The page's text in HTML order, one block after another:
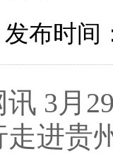
发布时间
月29
进贵